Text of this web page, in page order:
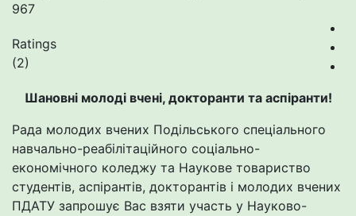
967
Ratings
(2)
Шановні молоді вчені, докторанти та аспіранти!
Рада молодих вчених Подільського спеціального
навчально-реабілітаційного соціально-
економічного коледжу та Наукове товариство
студентів, аспірантів, докторантів і молодих вчених
ПДАТУ запрошує Вас взяти участь у Науково-